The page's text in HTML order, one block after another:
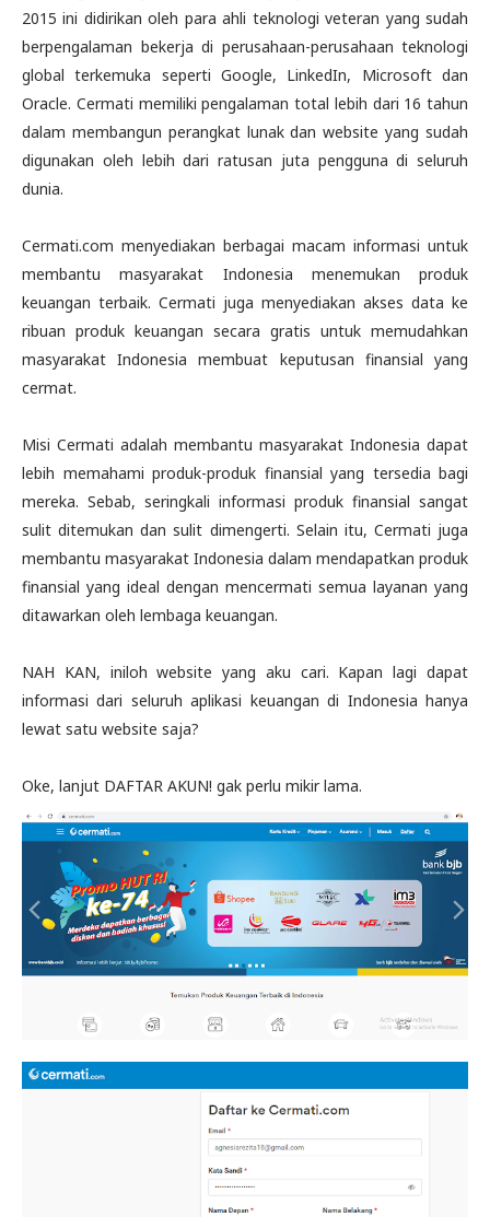
2015 ini didirikan oleh para ahli teknologi veteran yang sudah
berpengalaman bekerja di perusahaan-perusahaan teknologi
global terkemuka seperti Google, LinkedIn, Microsoft dan
Oracle. Cermati memiliki pengalaman total lebih dari 16 tahun
dalam membangun perangkat lunak dan website yang sudah
digunakan oleh lebih dari ratusan juta pengguna di seluruh
dunia.
Cermati.com menyediakan berbagai macam informasi untuk
membantu masyarakat Indonesia menemukan produk
keuangan terbaik. Cermati juga menyediakan akses data ke
ribuan produk keuangan secara gratis untuk memudahkan
masyarakat Indonesia membuat keputusan finansial yang
cermat.
Misi Cermati adalah membantu masyarakat Indonesia dapat
lebih memahami produk-produk finansial yang tersedia bagi
mereka. Sebab, seringkali informasi produk finansial sangat
sulit ditemukan dan sulit dimengerti. Selain itu, Cermati juga
membantu masyarakat Indonesia dalam mendapatkan produk
finansial yang ideal dengan mencermati semua layanan yang
ditawarkan oleh lembaga keuangan.
NAH KAN, iniloh website yang aku cari. Kapan lagi dapat
informasi dari seluruh aplikasi keuangan di Indonesia hanya
lewat satu website saja?
Oke, lanjut DAFTAR AKUN! gak perlu mikir lama.